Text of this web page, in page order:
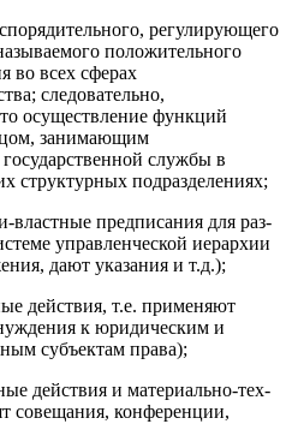
регулирующего
положительного
во всех сферах
следовательно,
осу­ществление функций
занимающим
службы в
структурных подразделениях;
властные предписания для раз­
управленческой иерархии
дают указания и т.д.);
действия, т.е. применяют
к юридическим и
субъектам права);
действия и материально-тех­
совещания, конференции,